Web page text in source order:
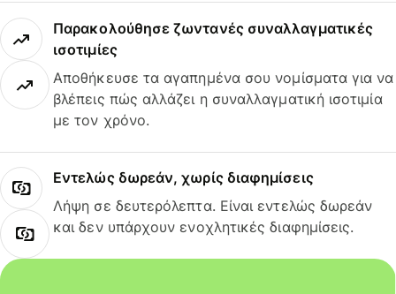
Παρακολούθησε ζωντανές συναλλαγματικές
ισοτιμίες
Αποθήκευσε τα αγαπημένα σου νομίσματα για να
βλέπεις πώς αλλάζει η συναλλαγματική ισοτιμία
με τον χρόνο.
Εντελώς δωρεάν, χωρίς διαφημίσεις
Λήψη σε δευτερόλεπτα. Είναι εντελώς δωρεάν
και δεν υπάρχουν ενοχλητικές διαφημίσεις.